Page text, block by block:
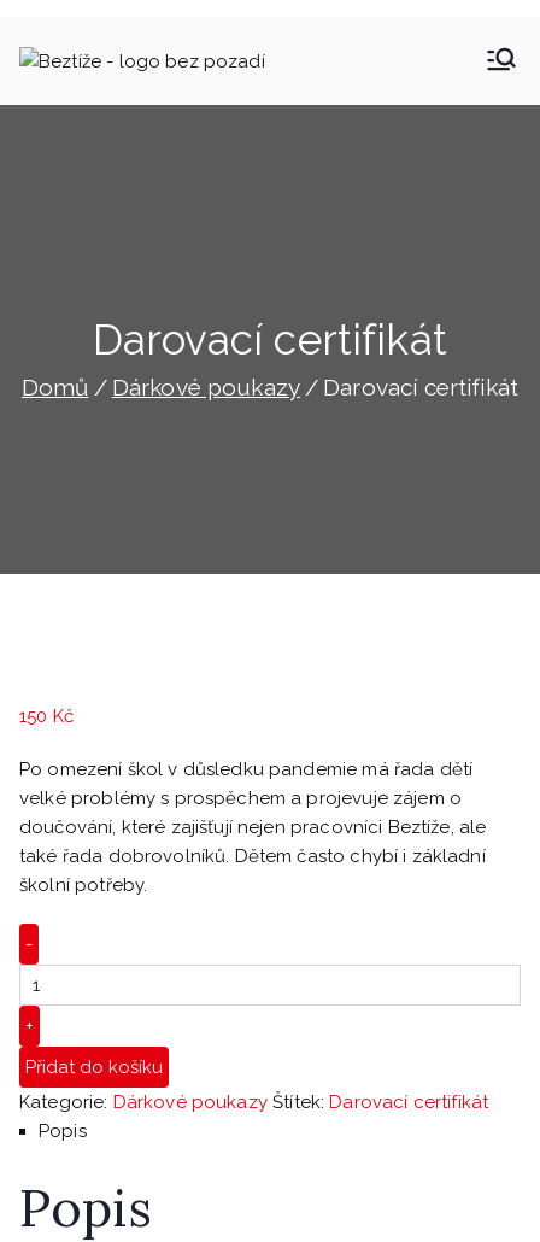
na
Praha 3 – Ulita
Darovací certifikát
Domů Dárkové poukazy Darovací certifikát
150 Kč
Po omezení škol v důsledku pandemie má řada dětí
velké problémy s prospěchem a projevuje zájem o
doučování, které zajišťují nejen pracovníci Beztíže, ale
také řada dobrovolníků. Dětem často chybí i základní
školní potřeby.
-
certifikát
množství
+
Přidat do košíku
Kategorie: Dárkové poukazy Štítek:Darovací certifikát
Popis
Popis